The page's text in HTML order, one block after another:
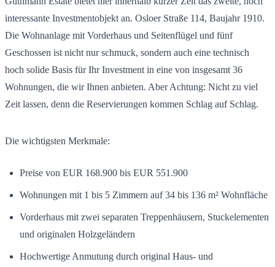
interessante Investmentobjekt an. Osloer Straße 114, Baujahr 1910.
Die Wohnanlage mit Vorderhaus und Seitenflügel und fünf
Geschossen ist nicht nur schmuck, sondern auch eine technisch
hoch solide Basis für Ihr Investment in eine von insgesamt 36
Wohnungen, die wir Ihnen anbieten. Aber Achtung: Nicht zu viel
Zeit lassen, denn die Reservierungen kommen Schlag auf Schlag.
Die wichtigsten Merkmale:
Preise von EUR 168.900 bis EUR 551.900
Wohnungen mit 1 bis 5 Zimmern auf 34 bis 136 m² Wohnfläche
Vorderhaus mit zwei separaten Treppenhäusern, Stuckelementen
und originalen Holzgeländern
Hochwertige Anmutung durch original Haus- und